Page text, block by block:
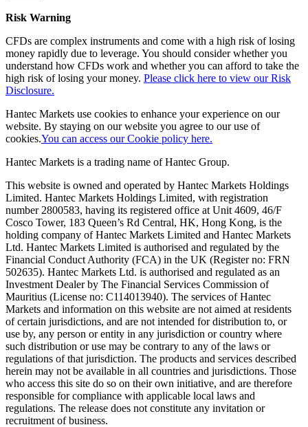
Risk Warning
CFDs are complex instruments and come with a high risk of losing
money rapidly due to leverage. You should consider whether you
understand how CFDs work and whether you can afford to take the
high risk of losing your money. Please click here to view our Risk
Disclosure.
Hantec Markets use cookies to enhance your experience on our
website. By staying on our website you agree to our use of
cookies.You can access our Cookie policy here.
Hantec Markets is a trading name of Hantec Group.
This website is owned and operated by Hantec Markets Holdings
Limited. Hantec Markets Holdings Limited, with registration
number 2800583, having its registered office at Unit 4609, 46/F
Cosco Tower, 183 Queen’s Rd Central, HK, Hong Kong, is the
holding company of Hantec Markets Limited and Hantec Markets
Ltd. Hantec Markets Limited is authorised and regulated by the
Financial Conduct Authority (FCA) in the UK (Register no: FRN
502635). Hantec Markets Ltd. is authorised and regulated as an
Investment Dealer by The Financial Services Commission of
Mauritius (License no: C114013940). The services of Hantec
Markets and information on this website are not aimed at residents
of certain jurisdictions, and are not intended for distribution to, or
use by, any person or entity in any jurisdiction or country where
such distribution or use may be contrary to any of the laws or
regulations of that jurisdiction. The products and services described
herein may not be available in all countries and jurisdictions. Those
who access this site do so on their own initiative, and are therefore
responsible for compliance with applicable local laws and
regulations. The release does not constitute any invitation or
recruitment of business.